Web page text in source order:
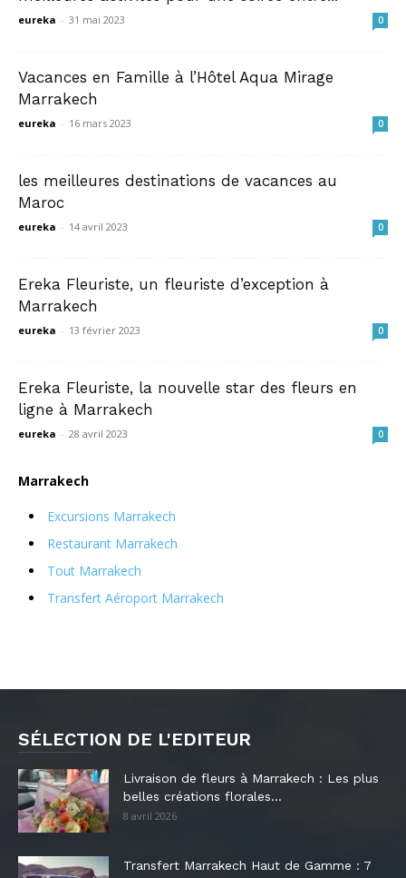
eureka - 31 mai 2023 0
Vacances en Famille à l’Hôtel Aqua Mirage
Marrakech
eureka - 16 mars 2023 0
les meilleures destinations de vacances au
Maroc
eureka - 14 avril 2023 0
Ereka Fleuriste, un fleuriste d’exception à
Marrakech
eureka - 13 février 2023 0
Ereka Fleuriste, la nouvelle star des fleurs en
ligne à Marrakech
eureka - 28 avril 2023 0
Marrakech
Excursions Marrakech
Restaurant Marrakech
Tout Marrakech
Transfert Aéroport Marrakech
SÉLECTION DE L'EDITEUR
Livraison de fleurs à Marrakech : Les plus
belles créations florales...
8 avril 2026
Transfert Marrakech Haut de Gamme : 7